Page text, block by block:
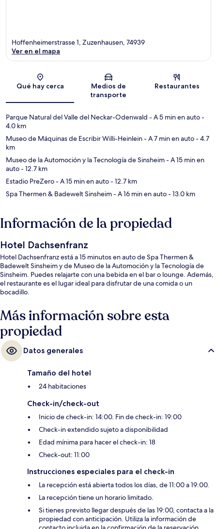
Sección del mapa
Hoffenheimerstrasse 1, Zuzenhausen, 74939
Ver en el mapa
Qué hay cerca
Medios de
transporte
Restaurantes
Parque Natural del Valle del Neckar-Odenwald - A 5 min en auto-
4.0 km
Museo de Máquinas de Escribir Willi-Heinlein- A 7 min en auto- 4.7
km
Museo de la Automoción y la Tecnología de Sinsheim- A 15 min en
auto- 12.7 km
Estadio PreZero- A 15 min en auto- 12.7 km
Spa Thermen & Badewelt Sinsheim- A 16 min en auto- 13.0 km
Información de la propiedad
Hotel Dachsenfranz
Hotel Dachsenfranz está a 15 minutos en auto de Spa Thermen &
Badewelt Sinsheim y de Museo de la Automoción y la Tecnología de
Sinsheim. Puedes relajarte con una bebida en el bar o lounge. Además,
el restaurante es el lugar ideal para disfrutar de una comida o un
bocadillo.
Más información sobre esta
propiedad
Datos generales
Tamaño del hotel
24 habitaciones
Check-in/check-out
Inicio de check-in: 14:00. Fin de check-in: 19:00
Check-in extendido sujeto a disponibilidad
Edad mínima para hacer el check-in: 18
Check-out: 11:00
Instrucciones especiales para el check-in
La recepción está abierta todos los días, de 11:00 a 19:00.
La recepción tiene un horario limitado.
Si tienes previsto llegar después de las 19:00, contacta a la
propiedad con anticipación. Utiliza la información de